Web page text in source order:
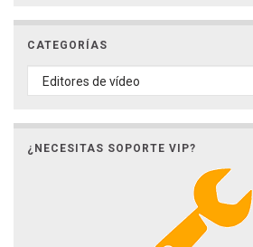
CATEGORÍAS
CATEGORÍAS
¿NECESITAS SOPORTE VIP?